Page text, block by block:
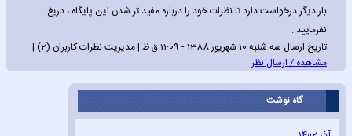
بار دیگر درخواست دارد تا نظرات خود را درباره مفید تر شدن این پایگاه ، دریغ
نفرمایید .
تاریخ ارسال سه شنبه 10 شهریور 1388 - 11:09 ق.ظ | مدیریت نظرات کاربران (2) |
مشاهده / ارسال نظر
گاه نوشت